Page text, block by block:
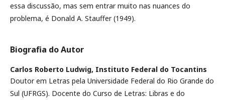
essa discussão, mas sem entrar muito nas nuances do
problema, é Donald A. Stauffer (1949).
Biografia do Autor
Carlos Roberto Ludwig, Instituto Federal do Tocantins
Doutor em Letras pela Universidade Federal do Rio Grande do
Sul (UFRGS). Docente do Curso de Letras: Libras e do